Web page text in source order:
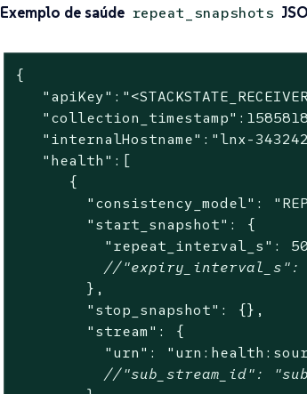
Exemplo de saúde repeat_snapshots
{
"apiKey" :
"collection_timestamp" :
"internalHostname" : "lnx-
"health" :[
      {
"consistency_model" :
"start_snapshot" : {
"repeat_interval_s" : 50
//"expiry_interval_s":
        },
"stop_snapshot" : {},
"stream" : {
"urn" :
//"sub_stream_id":